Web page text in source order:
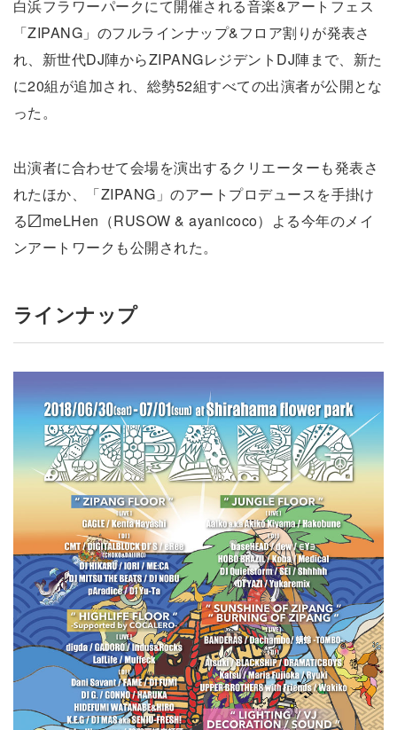
白浜フラワーパークにて開催される音楽&アートフェス
「ZIPANG」のフルラインナップ&フロア割りが発表さ
れ、新世代DJ陣からZIPANGレジデントDJ陣まで、新た
に20組が追加され、総勢52組すべての出演者が公開とな
った。
出演者に合わせて会場を演出するクリエーターも発表さ
れたほか、「ZIPANG」のアートプロデュースを手掛け
る〼meLHen（RUSOW & ayanicoco）よる今年のメイ
ンアートワークも公開された。
ラインナップ